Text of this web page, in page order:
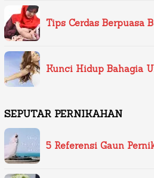
Tips Cerdas Berpuasa
Kunci Hidup Bahagia
SEPUTAR PERNIKAHAN
5 Referensi Gaun